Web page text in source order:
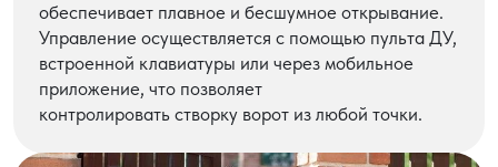
обеспечивает плавное и бесшумное открывание.
Управление осуществляется с помощью пульта ДУ,
встроенной клавиатуры или через мобильное
приложение, что позволяет
контролировать створку ворот из любой точки.